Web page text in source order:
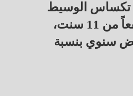
الوسيط
58.06 دولار، مرتفعاً من 11 سنت،
سنوي بنسبة